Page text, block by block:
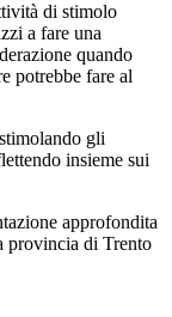
di stimolo
a fare una
quando
potrebbe fare al
gli
insieme sui
approfondita
provincia di Trento